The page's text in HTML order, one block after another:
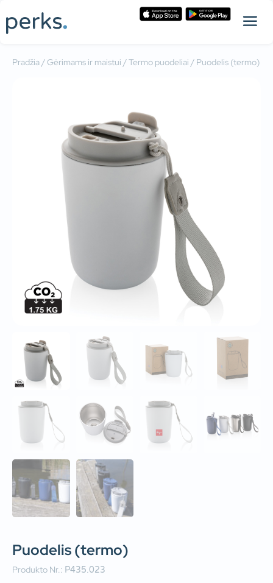
Pradžia/Gėrimams ir maistui /Termo puodeliai / Puodelis (termo)
Puodelis (termo)
Produkto Nr.: P435.023